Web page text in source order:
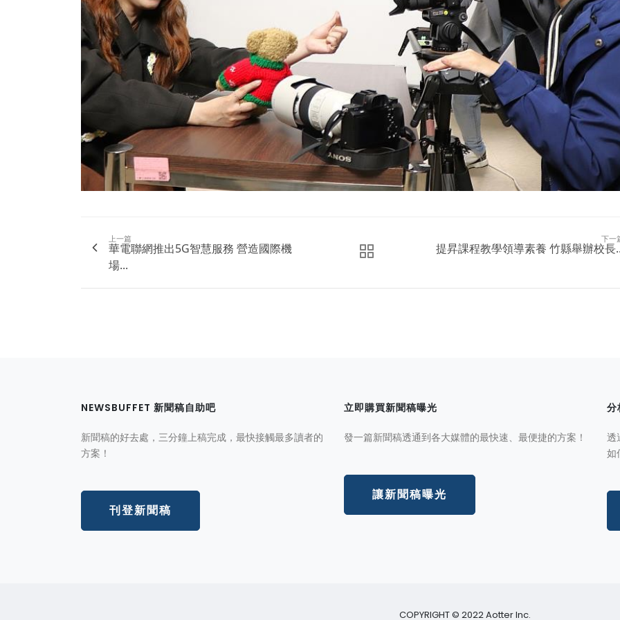
上一篇
華電聯網推出5G智慧服務 營造國際機
場...
下一
提昇課程教學領導素養 竹縣舉辦校長
NEWSBUFFET 新聞稿自助吧
新聞稿的好去處，三分鐘上稿完成，最快接觸最多讀者的
方案！
刊登新聞稿
立即購買新聞稿曝光
發一篇新聞稿透通到各大媒體的最快速、最便捷的方案！
讓新聞稿曝光
分
透
如
COPYRIGHT © 2022 Aotter Inc.